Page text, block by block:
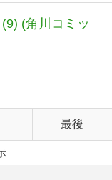
(角川コミッ
最後